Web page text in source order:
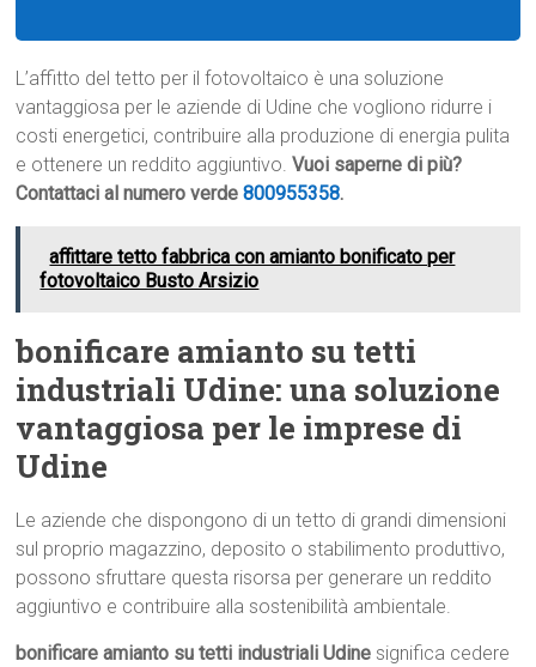
L’affitto del tetto per il fotovoltaico è una soluzione
vantaggiosa per le aziende di Udine che vogliono ridurre i
costi energetici, contribuire alla produzione di energia pulita
e ottenere un reddito aggiuntivo.Vuoi saperne di più?
Contattaci al numero verde800955358.
affittare tetto fabbrica con amianto bonificato per
fotovoltaico Busto Arsizio
bonificare amianto su tetti
industriali Udine: una soluzione
vantaggiosa per le imprese di
Udine
Le aziende che dispongono di un tetto di grandi dimensioni
sul proprio magazzino, deposito o stabilimento produttivo,
possono sfruttare questa risorsa per generare un reddito
aggiuntivo e contribuire alla sostenibilità ambientale.
bonificare amianto su tetti industriali Udine significa cedere